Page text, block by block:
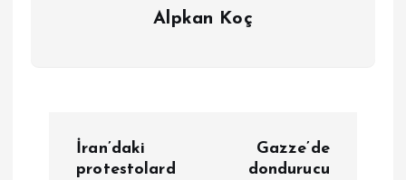
Alpkan Koç
İran’daki
protestolard
Gazze’de
dondurucu